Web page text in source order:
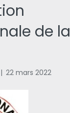
de la
| 22 mars 2022